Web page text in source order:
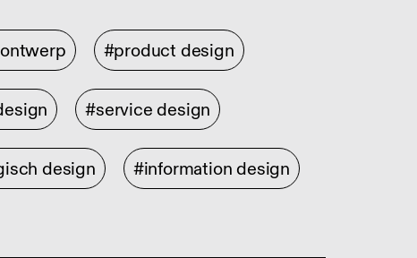
#product design
#service design
design #information design